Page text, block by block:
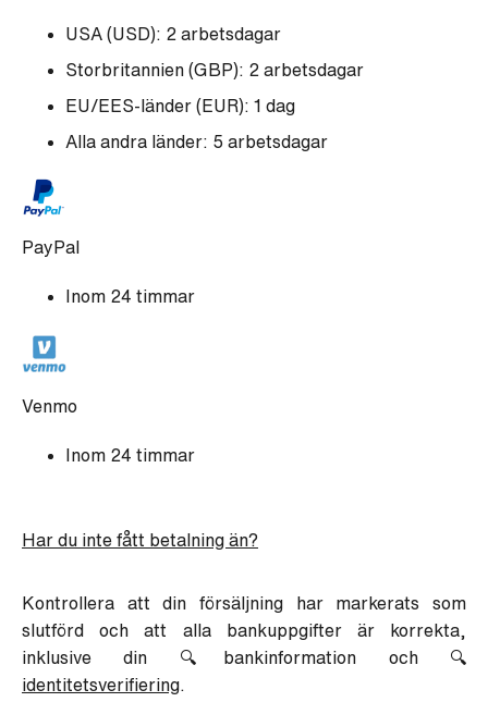
USA (USD): 2 arbetsdagar
Storbritannien (GBP): 2 arbetsdagar
EU/EES-länder (EUR): 1 dag
Alla andra länder: 5 arbetsdagar
PayPal
Inom 24 timmar
Venmo
Inom 24 timmar
Har du inte fått betalning än?
Kontrollera att din försäljning har markerats som
slutförd och att alla bankuppgifter är korrekta,
inklusive din 🔍
bankinformation och 🔍
identitetsverifiering